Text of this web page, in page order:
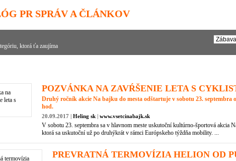
PR SPRÁV A ČLÁNKOV
ktorá ťa zaujíma
POZVÁNKA NA ZAVŔŠENIE LETA S
Druhý ročník akcie Na bajku do mesta odštartuje v sobotu 23. septembra
hod.
20.09.2017 | Heling sk | www.vsetcinabajk.sk
V sobotu 23. septembra sa v hlavnom meste uskutoční kultúrno-športová akcia
ktorá sa uskutoční už po druhýkrát v rámci Európskeho týždňa mobility. ...
PREVRATNÁ TERMOVÍZIA HELION OD